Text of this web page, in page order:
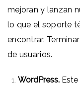
mejoran y lanzan
lo que el soporte
encontrar.
de usuarios.
WordPress.